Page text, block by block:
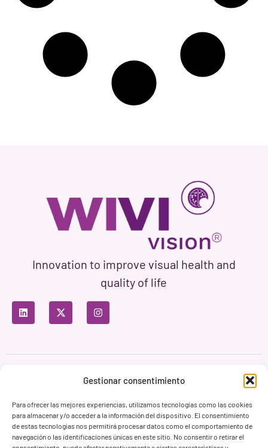
Gestionar consentimiento
Para ofrecer las mejores experiencias, utilizamos tecnologías como las cookies
para almacenar y/o acceder a la información del dispositivo. El consentimiento
de estas tecnologías nos permitirá procesar datos como el comportamiento de
navegación o las identificaciones únicas en este sitio. No consentir o retirar el
Innovation to improve visual health and
quality of life
Privacy Policy Terms of Use
Cookie Policy